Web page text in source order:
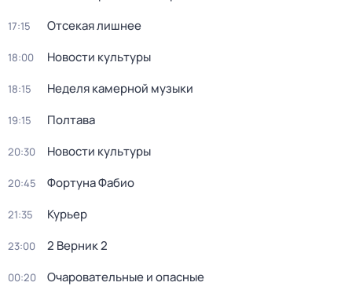
17:15 Отсекая лишнее
18:00 Новости культуры
18:15 Неделя камерной музыки
19:15 Полтава
20:30 Новости культуры
20:45 Фортуна Фабио
21:35 Курьер
23:00 2 Верник 2
00:20 Очаровательные и опасные